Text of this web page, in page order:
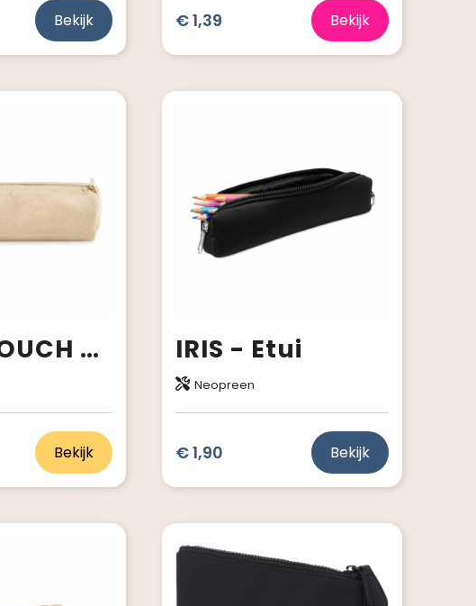
Bekijk € 1,39 Bekijk
NATU POUCH - Katoenen etui
Bekijk
IRIS - Etui
Neopreen
€ 1,90 Bekijk